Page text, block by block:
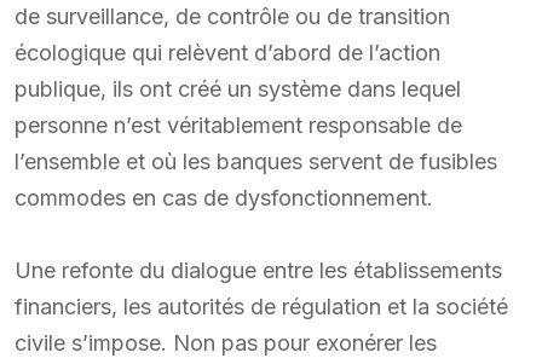
de surveillance, de contrôle ou de transition
écologique qui relèvent d’abord de l’action
publique, ils ont créé un système dans lequel
personne n’est véritablement responsable de
l’ensemble et où les banques servent de fusibles
commodes en cas de dysfonctionnement.
Une refonte du dialogue entre les établissements
financiers, les autorités de régulation et la société
civile s’impose. Non pas pour exonérer les